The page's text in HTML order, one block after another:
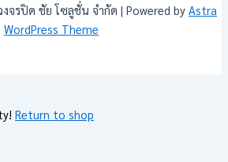
จรปิด ชัย โซลูชั่น จำกัด | Powered by Astra
WordPress Theme
Return to shop